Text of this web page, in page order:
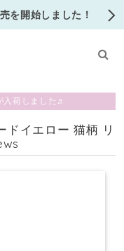
を開始しました！
入荷しました♬
ドイエロー 猫柄 リ